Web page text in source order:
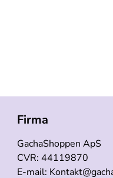
Firma
GachaShoppen ApS
CVR: 44119870
E-mail: